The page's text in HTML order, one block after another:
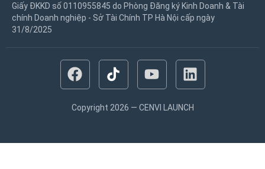
Giấy ĐKKD số 0110955845 do Phòng Đăng ký Kinh Doanh & Tài
chính Doanh nghiệp - Sở Tài Chính TP Hà Nội cấp ngày
31/8/2025
Copyright 2026 — CENVI LAUNCH